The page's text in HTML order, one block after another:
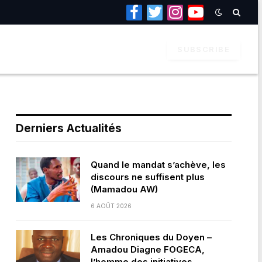
Facebook
TwitterInstagramYouTube
Derniers Actualités
Quand le mandat s’achève, les
discours ne suffisent plus
(Mamadou AW)
6 AOÛT 2026
Les Chroniques du Doyen –
Amadou Diagne FOGECA,